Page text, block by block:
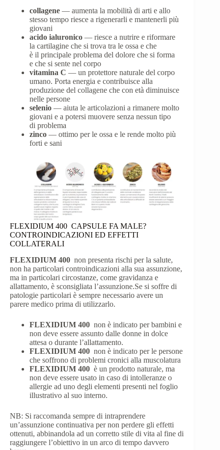
collagene — aumenta la mobilità di arti e allo
stesso tempo riesce a rigenerarli e mantenerli più
giovani
acido ialuronico — riesce a nutrire e riformare
la cartilagine che si trova tra le ossa e che
è il principale problema del dolore che si forma
e che si sente nel corpo
vitamina C — un protettore naturale del corpo
umano. Porta energia e contribuisce alla
produzione del collagene che con età diminuisce
nelle persone
selenio — aiuta le articolazioni a rimanere molto
giovani e a potersi muovere senza nessun tipo
di problema
zinco — ottimo per le ossa e le rende molto più
forti e sani
FLEXIDIUM 400 CAPSULE FA MALE?
CONTROINDICAZIONI ED EFFETTI
COLLATERALI
FLEXIDIUM 400 non presenta rischi per la salute,
non ha particolari controindicazioni alla sua assunzione,
ma in particolari circostanze, come gravidanza e
allattamento, è sconsigliata l’assunzione.Se si soffre di
patologie particolari è sempre necessario avere un
parere medico prima di utilizzarlo.
FLEXIDIUM 400 non è indicato per bambini e
non deve essere assunto dalle donne in dolce
attesa o durante l’allattamento.
FLEXIDIUM 400 non è indicato per le persone
che soffrono di problemi cronici alla muscolatura
FLEXIDIUM 400 è un prodotto naturale, ma
non deve essere usato in caso di intolleranze o
allergie ad uno degli elementi presenti nel foglio
illustrativo al suo interno.
NB: Si raccomanda sempre di intraprendere
un’assunzione continuativa per non perdere gli effetti
ottenuti, abbinandola ad un corretto stile di vita al fine di
raggiungere l’obiettivo in un arco di tempo davvero